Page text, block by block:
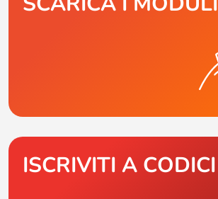
ISCRIVITI A CODICI